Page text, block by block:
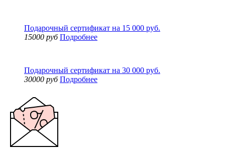
Подарочный сертификат на 15 000 руб.
15000 руб Подробнее
Подарочный сертификат на 30 000 руб.
30000 руб Подробнее